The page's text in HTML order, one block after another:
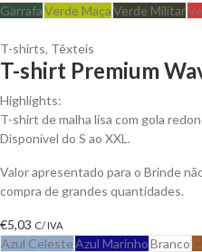
GarrafaVerde MaçaVerde Militar
T-shirts, Têxteis
T-shirt Premium
Highlights:
T-shirt de malha lisa com gola
Disponível do S ao XXL.
Valor apresentado para o Brinde
compra de grandes quantidades.
€5,03 C/ IVA
Azul CelesteAzul MarinhoBranco